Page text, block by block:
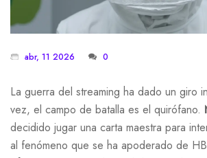
abr, 11 2026 0
La guerra del streaming ha dado un giro
vez, el campo de batalla es el quirófano.
decidido jugar una carta maestra para
al fenómeno que se ha apoderado de